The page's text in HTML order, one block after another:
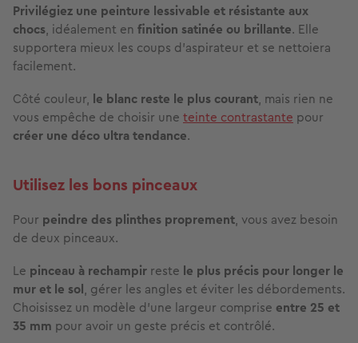
Privilégiez une peinture lessivable et résistante aux
chocs, idéalement en finition satinée ou brillante. Elle
supportera mieux les coups d’aspirateur et se nettoiera
facilement.
Côté couleur, le blanc reste le plus courant, mais rien ne
vous empêche de choisir une teinte contrastante pour
créer une déco ultra tendance.
Utilisez les bons pinceaux
Pour peindre des plinthes proprement, vous avez besoin
de deux pinceaux.
Le pinceau à rechampir reste le plus précis pour longer le
mur et le sol, gérer les angles et éviter les débordements.
Choisissez un modèle d’une largeur comprise entre 25 et
35 mm pour avoir un geste précis et contrôlé.